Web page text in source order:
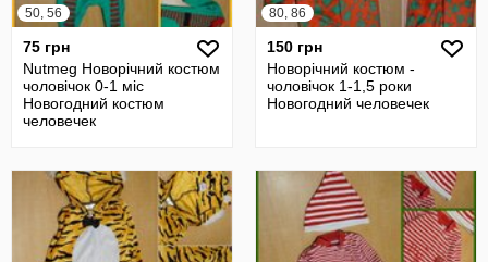
50, 56
75 грн
Nutmeg Новорічний костюм
чоловічок 0-1 міс
Новогодний костюм
человечек
80, 86
150 грн
Новорічний костюм -
чоловічок 1-1,5 роки
Новогодний человечек